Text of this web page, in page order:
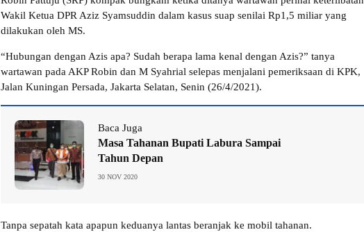
Wakil Ketua DPR Aziz Syamsuddin dalam kasus suap senilai Rp1,5 miliar yang
dilakukan oleh MS.
“Hubungan dengan Azis apa? Sudah berapa lama kenal dengan Azis?” tanya
wartawan pada AKP Robin dan M Syahrial selepas menjalani pemeriksaan di KPK,
Jalan Kuningan Persada, Jakarta Selatan, Senin (26/4/2021).
Baca Juga
Masa Tahanan Bupati Labura Sampai
Tahun Depan
30 NOV 2020
Tanpa sepatah kata apapun keduanya lantas beranjak ke mobil tahanan.